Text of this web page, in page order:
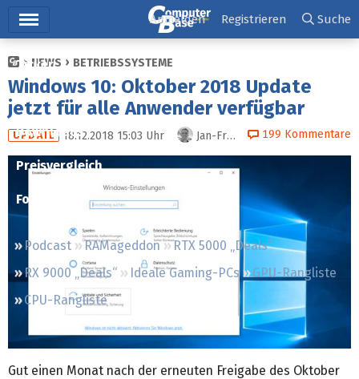
Ticker
Tests
Downloads
Preisvergleich
Forum
Podcast RAMageddon
RTX 5000 „Deals“
RX 9000 „Deals“
Ideale Gaming-PCs
GPU-Rangliste
CPU-Rangliste
Anmelden Registrieren Suche
NEWS BETRIEBSSYSTEME
Windows 10: Oktober 2018 Update
jetzt für alle Anwender verfügbar
UPDATE 18.12.2018 15:03 Uhr Jan-Frederik Timm 199 Kommentare
Gut einen Monat nach der erneuten Freigabe des Oktober